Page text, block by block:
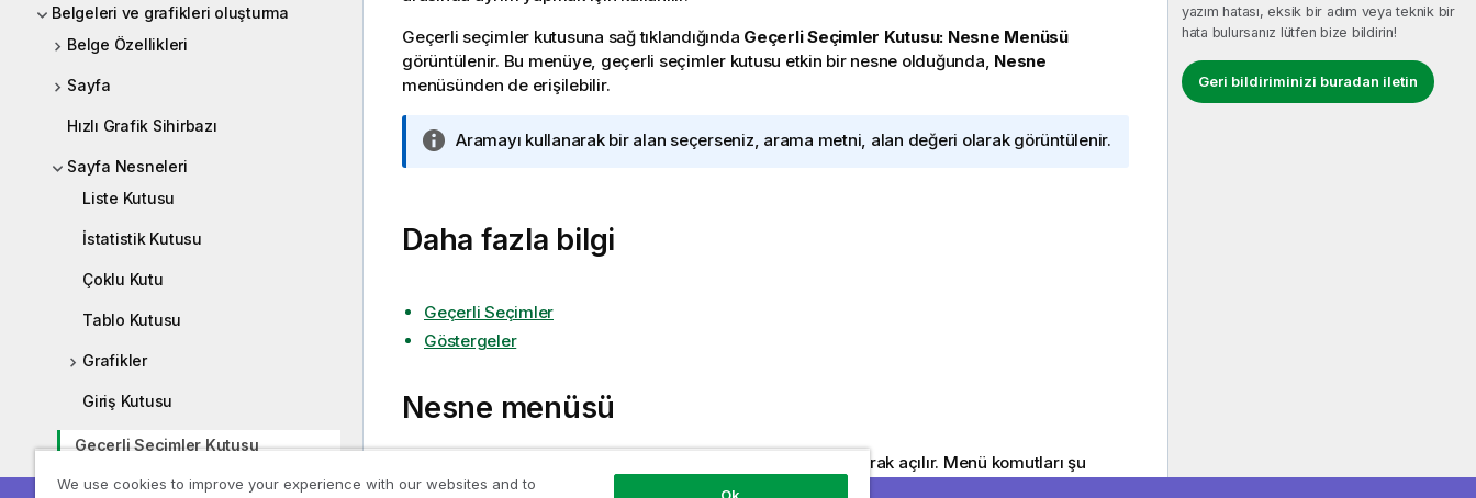
Belgeleri ve grafikleri oluşturma
Belge Özellikleri
Sayfa
Hızlı Grafik Sihirbazı
Sayfa Nesneleri
Liste Kutusu
İstatistik Kutusu
Çoklu Kutu
Tablo Kutusu
Grafikler
Giriş Kutusu
Geçerli Seçimler Kutusu
Düğme
yazım hatası, eksik bir adım veya teknik bir
hata bulursanız lütfen bize bildirin!
Geri bildiriminizi buradan iletin
Geçerli seçimler kutusuna sağ tıklandığında Geçerli Seçimler Kutusu: Nesne Menüsü
görüntülenir. Bu menüye, geçerli seçimler kutusu etkin bir nesne olduğunda, Nesne
menüsünden de erişilebilir.
B
i
t
u
Aramayı kullanarak bir alan seçerseniz, arama metni, alan değeri olarak görüntülenir.
Daha fazla bilgi
Geçerli Seçimler
Göstergeler
Nesne menüsü
menüsü, nesneye sağ tıklayarak açılır. Menü komutları şu
şekildedir:
We use cookies to improve your experience with our websites and to